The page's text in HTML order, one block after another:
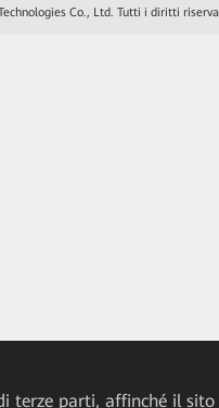
Co., Ltd. Tutti i diritti
terze parti, affinché il